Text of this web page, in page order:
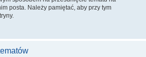
posta. Należy pamiętać, aby przy tym